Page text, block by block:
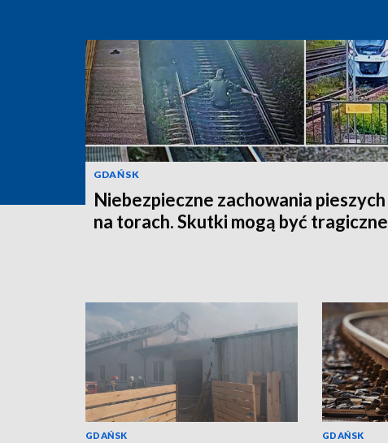
GDAŃSK
Niebezpieczne zachowania pieszych
na torach. Skutki mogą być tragiczne
GDAŃSK GDAŃSK